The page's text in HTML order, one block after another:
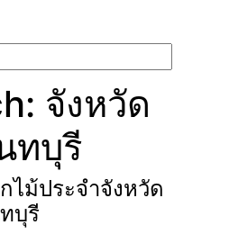
จังหวัด
ทบุรี
ไม้ประจำจังหวัด
บุรี